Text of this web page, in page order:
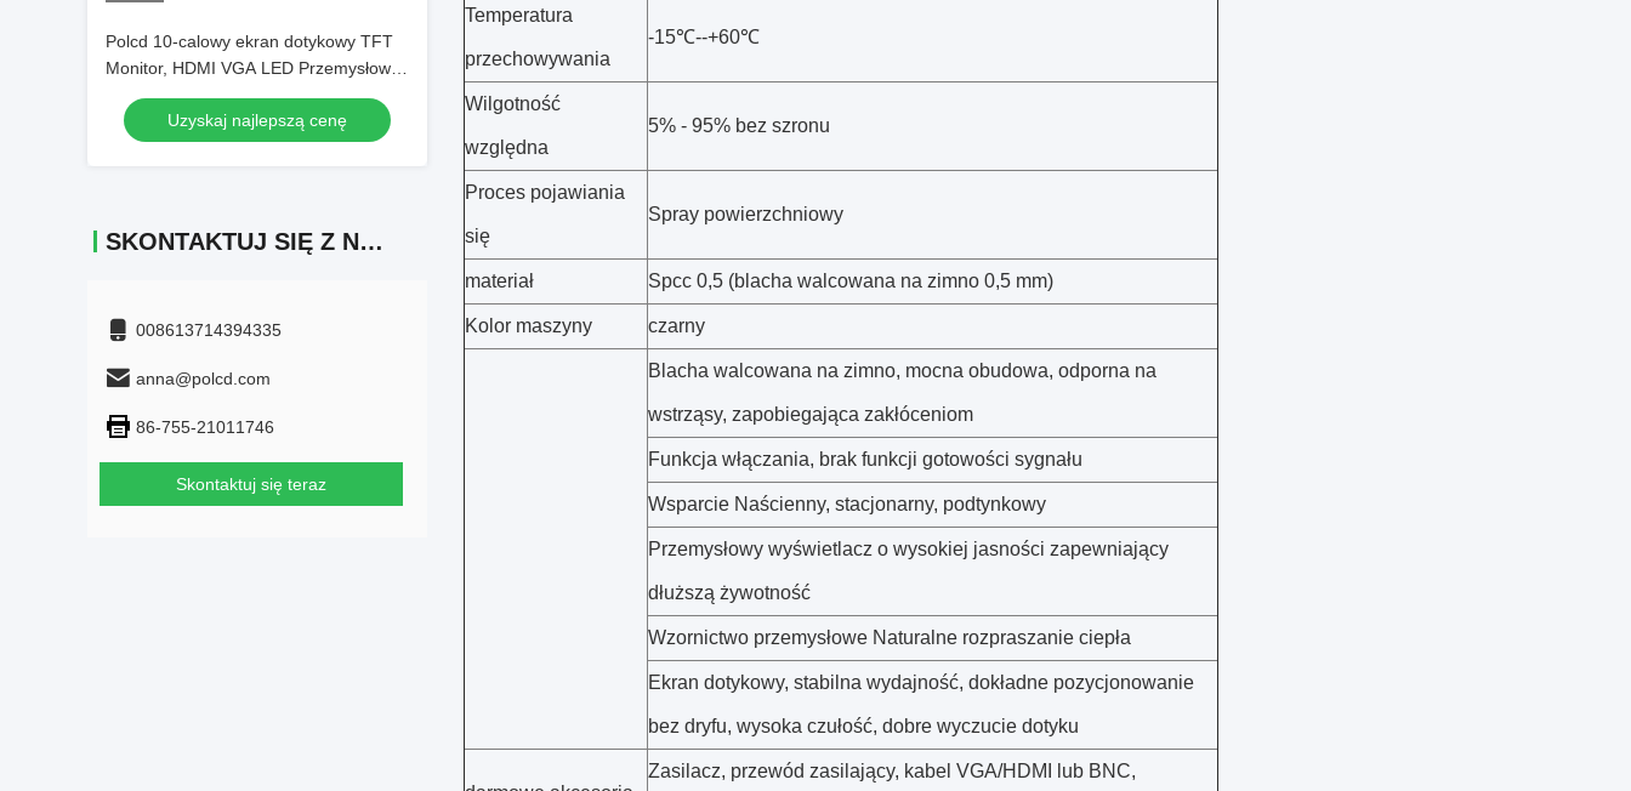
Polcd 10-calowy ekran dotykowy TFT
Monitor, HDMI VGA LED Przemysłowy
monitor LCD Open Frame
Uzyskaj najlepszą cenę
SKONTAKTUJ SIĘ Z NAMI
008613714394335
anna@polcd.com
86-755-21011746
Skontaktuj się teraz
Temperatura
przechowywania
-15℃--+60℃
Wilgotność
względna
5% - 95% bez szronu
Proces pojawiania
się
Spray powierzchniowy
materiał Spcc 0,5 (blacha walcowana na zimno 0,5 mm)
Kolor maszyny czarny
Blacha walcowana na zimno, mocna obudowa, odporna na
wstrząsy, zapobiegająca zakłóceniom
Funkcja włączania, brak funkcji gotowości sygnału
Wsparcie Naścienny, stacjonarny, podtynkowy
Przemysłowy wyświetlacz o wysokiej jasności zapewniający
dłuższą żywotność
Wzornictwo przemysłowe Naturalne rozpraszanie ciepła
Ekran dotykowy, stabilna wydajność, dokładne pozycjonowanie
bez dryfu, wysoka czułość, dobre wyczucie dotyku
Zasilacz, przewód zasilający, kabel VGA/HDMI lub BNC,